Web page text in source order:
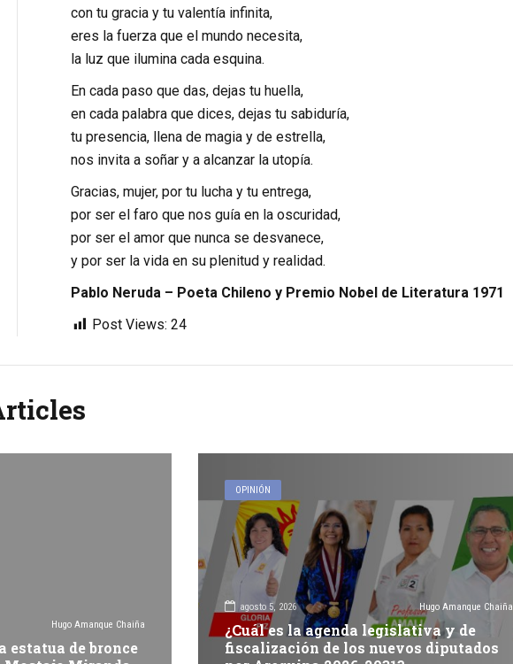
con tu gracia y tu valentía infinita,
eres la fuerza que el mundo necesita,
la luz que ilumina cada esquina.
En cada paso que das, dejas tu huella,
en cada palabra que dices, dejas tu sabiduría,
tu presencia, llena de magia y de estrella,
nos invita a soñar y a alcanzar la utopía.
Gracias, mujer, por tu lucha y tu entrega,
por ser el faro que nos guía en la oscuridad,
por ser el amor que nunca se desvanece,
y por ser la vida en su plenitud y realidad.
Pablo Neruda – Poeta Chileno y Premio Nobel de Literatura 1971
Post Views: 24
Hugo Amanque Chaiña
estatua de bronce
OPINIÓN
agosto 5, 2026 Hugo Amanque Chaiña
¿Cuál es la agenda legislativa y de
fiscalización de los nuevos diputados